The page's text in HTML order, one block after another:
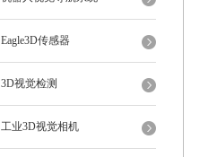
Eagle3D传感器
3D视觉检测
工业3D视觉相机